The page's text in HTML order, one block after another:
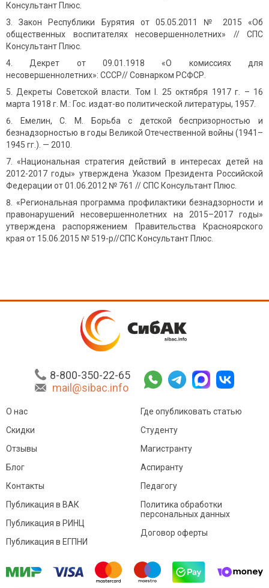
Консультант Плюс.
Закон Республики Бурятия от 05.05.2011 № 2015 «Об
общественных воспитателях несовершеннолетних» // СПС
Консультант Плюс.
Декрет от 09.01.1918 «О комиссиях для
несовершеннолетних»: СССР// Совнарком РСФСР.
Декреты Советской власти. Том I. 25 октября 1917 г. – 16
марта 1918 г. М.: Гос. издат-во политической литературы, 1957.
Емелин, С. М. Борьба с детской беспризорностью и
безнадзорностью в годы Великой Отечественной войны (1941–
1945 гг.). — 2010.
«Национальная стратегия действий в интересах детей на
2012-2017 годы» утверждена Указом Президента Российской
Федерации от 01.06.2012 № 761 // СПС Консультант Плюс.
«Региональная программа профилактики безнадзорности и
правонарушений несовершеннолетних на 2015–2017 годы»
утверждена распоряжением Правительства Красноярского
края от 15.06.2015 № 519-р//СПС Консультант Плюс.
8-800-350-22-65
mail@sibac.info
О нас
Скидки
Отзывы
Блог
Контакты
Где опубликовать статью
Студенту
Магистранту
Аспиранту
Педагогу
Публикация в ВАК
Публикация в РИНЦ
Публикация в ЕГПНИ
Политика обработки
персональных данных
Договор оферты